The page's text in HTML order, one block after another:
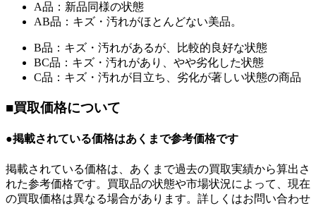
A品：新品同様の状態
AB品：キズ・汚れがほとんどない美品。
B品：キズ・汚れがあるが、比較的良好な状態
BC品：キズ・汚れがあり、やや劣化した状態
C品：キズ・汚れが目立ち、劣化が著しい状態の商品
■買取価格について
●掲載されている価格はあくまで参考価格です
掲載されている価格は、あくまで過去の買取実績から算出さ
れた参考価格です。買取品の状態や市場状況によって、現在
の買取価格は異なる場合があります。詳しくはお問い合わせ